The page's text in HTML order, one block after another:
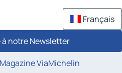
Français
notre Newsletter
ViaMichelin